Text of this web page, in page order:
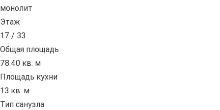
монолит
Этаж
17 / 33
Общая площадь
78.40 кв. м
Площадь кухни
13 кв. м
Тип санузла